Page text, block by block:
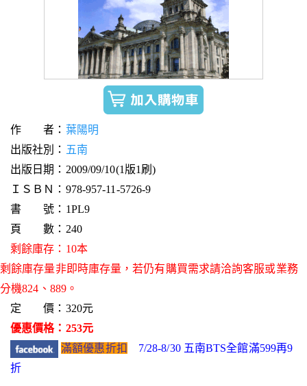
作 者： 葉陽明
出版社別： 五南
出版日期：2009/09/10(1版1刷)
ＩＳＢＮ：978-957-11-5726-9
書 號：1PL9
頁 數：240
剩餘庫存：10本
剩餘庫存量非即時庫存量，若仍有購買需求請洽詢客服或業務
分機824、889。
定 價：320元
優惠價格：253元
滿額優惠折扣
7/28-8/30 五南BTS全館滿599再9
折